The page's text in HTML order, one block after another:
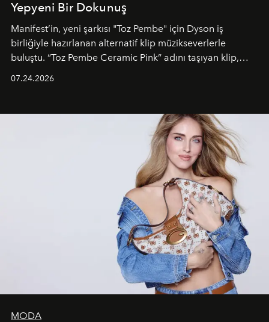
Yepyeni Bir Dokunuş
Manifest’in, yeni şarkısı "Toz Pembe" için Dyson iş
birliğiyle hazırlanan alternatif klip müzikseverlerle
buluştu. “Toz Pembe Ceramic Pink” adını taşıyan klip,
unsurlarından biri olarak öne çıkıyor.
07.24.2026
MODA